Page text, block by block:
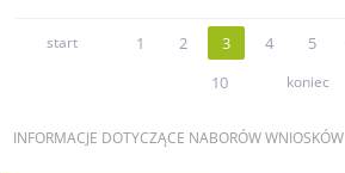
start 1 2 3 4 5
10
koniec
INFORMACJE DOTYCZĄCE NABORÓW WNIOSKÓW